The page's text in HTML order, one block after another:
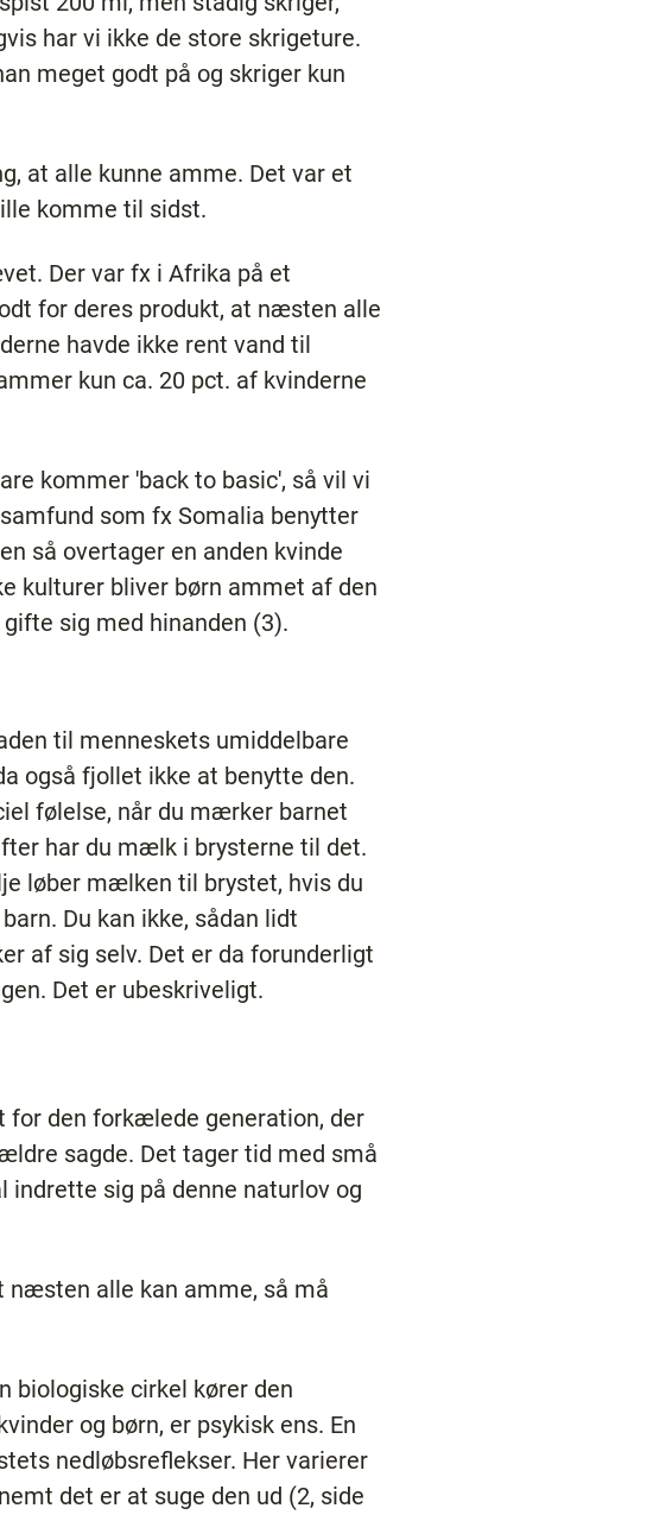
har vi ikke de store skrigeture.
meget godt på og skriger kun
at alle kunne amme. Det var et
komme til sidst.
Der var fx i Afrika på et
for deres produkt, at næsten alle
havde ikke rent vand til
kun ca. 20 pct. af kvinderne
kommer 'back to basic', så vil vi
som fx Somalia benytter
så overtager en anden kvinde
kulturer bliver børn ammet af den
sig med hinanden (3).
til menneskets umiddelbare
også fjollet ikke at benytte den.
følelse, når du mærker barnet
har du mælk i brysterne til det.
løber mælken til brystet, hvis du
Du kan ikke, sådan lidt
af sig selv. Det er da forunderligt
Det er ubeskriveligt.
for den forkælede generation, der
sagde. Det tager tid med små
indrette sig på denne naturlov og
næsten alle kan amme, så må
biologiske cirkel kører den
og børn, er psykisk ens. En
nedløbsreflekser. Her varierer
det er at suge den ud (2, side